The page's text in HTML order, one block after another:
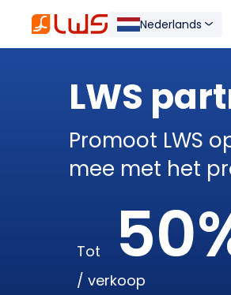
Nederlands
LWS
Promoot LWS
mee met het
Tot
/ verkoop